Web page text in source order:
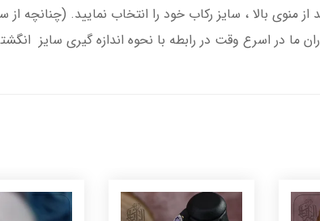
منوی بالا ، سایز رکاب خود را انتخاب نمایید. (چنانچه
ما در اسرع وقت در رابطه با نحوه اندازه گیری سایز